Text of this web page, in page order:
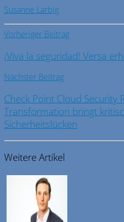
Susanne Larbig
Vorheriger Beitrag
¡Viva la seguridad! Versa
Nächster Beitrag
Check Point Cloud Security
Transformation bringt
Sicherheitslücken
Weitere Artikel